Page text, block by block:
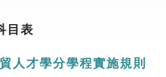
目表
人才學分學程實施規則